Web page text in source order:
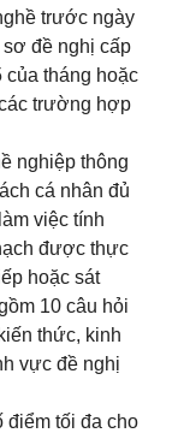
trước ngày
đề nghị cấp
tháng hoặc
trường hợp
nghiệp thông
cá nhân đủ
việc tính
được thực
hoặc sát
10 câu hỏi
thức, kinh
vực đề nghị
điểm tối đa cho